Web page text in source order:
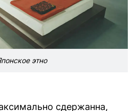
этно
сдержанна,